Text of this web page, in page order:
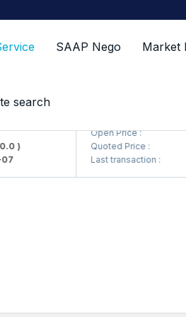
SAAP Nego Market
search
)
Open Price :
Quoted Price :
Last transaction :